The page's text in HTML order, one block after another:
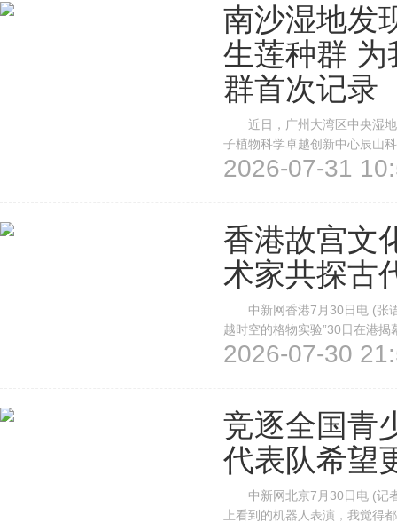
南沙湿地发
生莲种群
群首次记录
近日，广州大湾区中央湿地
子植物科学卓越创新中心辰山
负责人田代科权威鉴定，湿地
2026-07-31
香港故宫文
术家共探古
中新网香港7月30日电 (张
越时空的格物实验”30日在港
作品，连接中华传统文化与当
2026-07-30
竞逐全国青
代表队希望
中新网北京7月30日电 (记者
上看到的机器人表演，我觉得